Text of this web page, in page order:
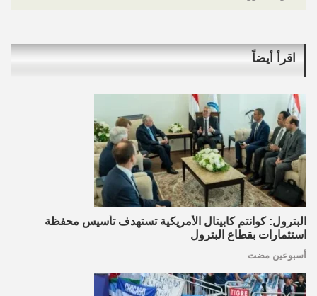
اقرأ أيضاً
البترول: كوانتم كابيتال الأمريكية تستهدف تأسيس محفظة
استثمارات بقطاع البترول
أسبوعين مضت